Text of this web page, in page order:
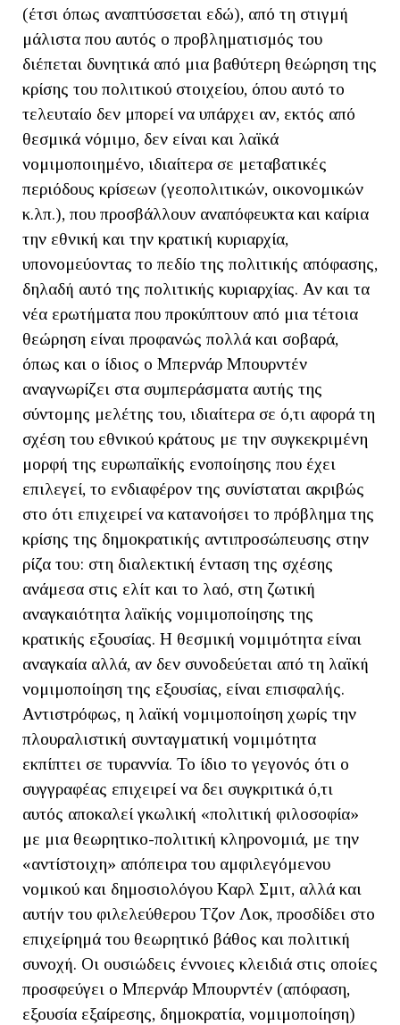
(έτσι όπως αναπτύσσεται εδώ), από τη στιγμή
μάλιστα που αυτός ο προβληματισμός του
διέπεται δυνητικά από μια βαθύτερη θεώρηση της
κρίσης του πολιτικού στοιχείου, όπου αυτό το
τελευταίο δεν μπορεί να υπάρχει αν, εκτός από
θεσμικά νόμιμο, δεν είναι και λαϊκά
νομιμοποιημένο, ιδιαίτερα σε μεταβατικές
περιόδους κρίσεων (γεοπολιτικών, οικονομικών
κ.λπ.), που προσβάλλουν αναπόφευκτα και καίρια
την εθνική και την κρατική κυριαρχία,
υπονομεύοντας το πεδίο της πολιτικής απόφασης,
δηλαδή αυτό της πολιτικής κυριαρχίας. Αν και τα
νέα ερωτήματα που προκύπτουν από μια τέτοια
θεώρηση είναι προφανώς πολλά και σοβαρά,
όπως και ο ίδιος ο Μπερνάρ Μπουρντέν
αναγνωρίζει στα συμπεράσματα αυτής της
σύντομης μελέτης του, ιδιαίτερα σε ό,τι αφορά τη
σχέση του εθνικού κράτους με την συγκεκριμένη
μορφή της ευρωπαϊκής ενοποίησης που έχει
επιλεγεί, το ενδιαφέρον της συνίσταται ακριβώς
στο ότι επιχειρεί να κατανοήσει το πρόβλημα της
κρίσης της δημοκρατικής αντιπροσώπευσης στην
ρίζα του: στη διαλεκτική ένταση της σχέσης
ανάμεσα στις ελίτ και το λαό, στη ζωτική
αναγκαιότητα λαϊκής νομιμοποίησης της
κρατικής εξουσίας. Η θεσμική νομιμότητα είναι
αναγκαία αλλά, αν δεν συνοδεύεται από τη λαϊκή
νομιμοποίηση της εξουσίας, είναι επισφαλής.
Αντιστρόφως, η λαϊκή νομιμοποίηση χωρίς την
πλουραλιστική συνταγματική νομιμότητα
εκπίπτει σε τυραννία. Το ίδιο το γεγονός ότι ο
συγγραφέας επιχειρεί να δει συγκριτικά ό,τι
αυτός αποκαλεί γκωλική «πολιτική φιλοσοφία»
με μια θεωρητικο-πολιτική κληρονομιά, με την
«αντίστοιχη» απόπειρα του αμφιλεγόμενου
νομικού και δημοσιολόγου Καρλ Σμιτ, αλλά και
αυτήν του φιλελεύθερου Τζον Λοκ, προσδίδει στο
επιχείρημά του θεωρητικό βάθος και πολιτική
συνοχή. Οι ουσιώδεις έννοιες κλειδιά στις οποίες
προσφεύγει ο Μπερνάρ Μπουρντέν (απόφαση,
εξουσία εξαίρεσης, δημοκρατία, νομιμοποίηση)